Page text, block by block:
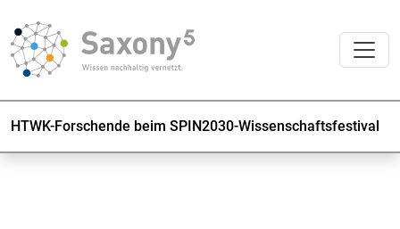
HTWK-Forschende beim SPIN2030-Wissenschaftsfestival